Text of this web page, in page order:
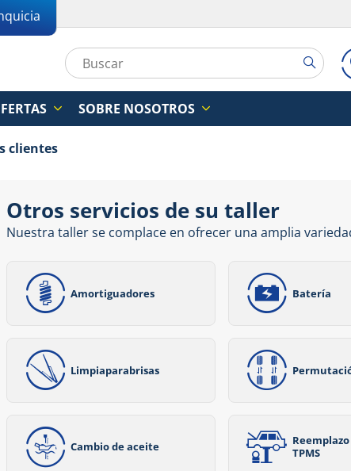
SOBRE NOSOTROS
clientes
Otros servicios de su taller
Nuestra taller se complace en ofrecer una amplia
Amortiguadores Batería
Limpiaparabrisas
Cambio de aceite
TPMS